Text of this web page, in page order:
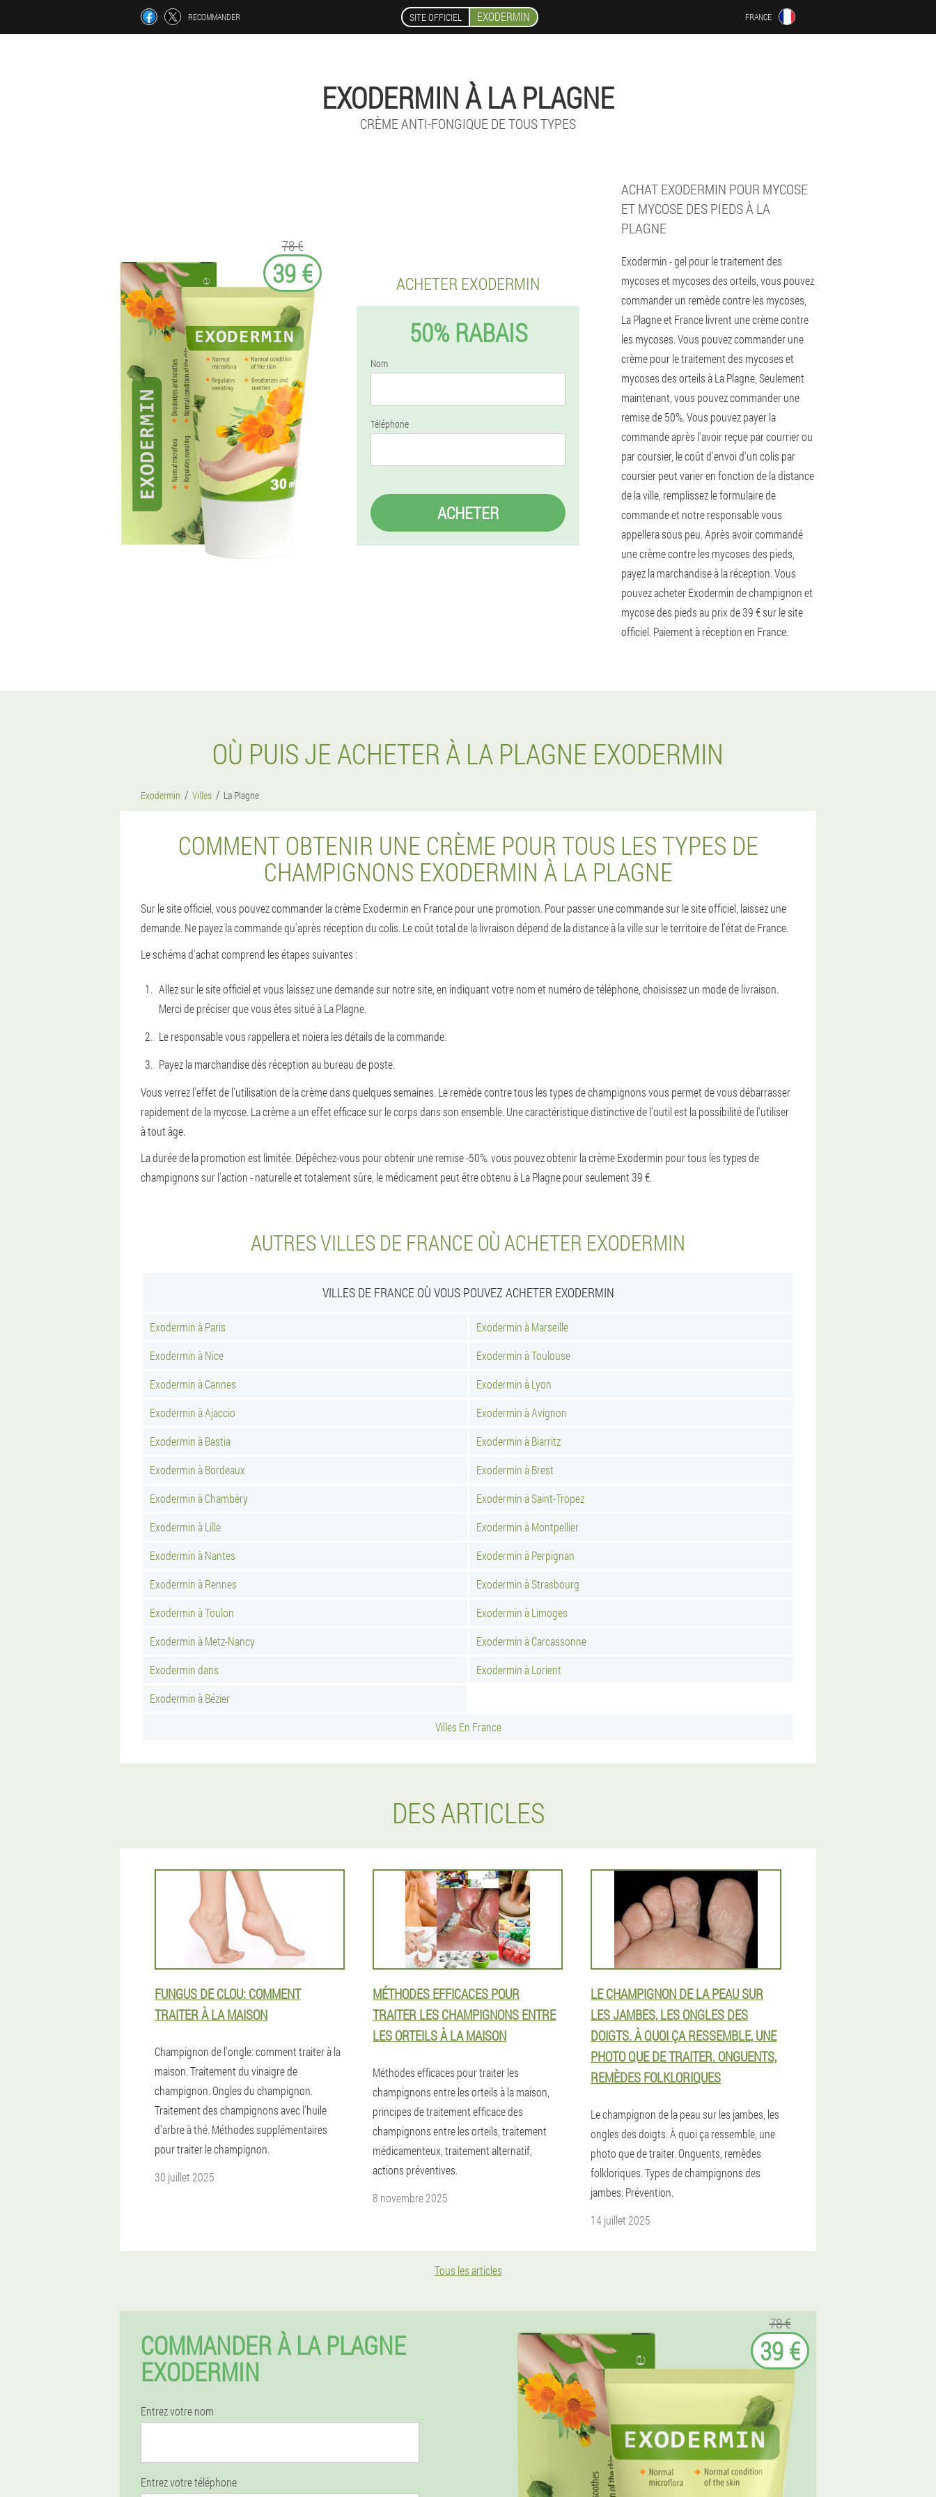
RECOMMANDER SITE OFFICIEL EXODERMIN FRANCE
EXODERMIN À LA PLAGNE
CRÈME ANTI-FONGIQUE DE TOUS TYPES
78 €
39 € ACHETER EXODERMIN
50% RABAIS
Nom
Téléphone
ACHETER
ACHAT EXODERMIN POUR MYCOSE
ET MYCOSE DES PIEDS À LA
PLAGNE
Exodermin - gel pour le traitement des
mycoses et mycoses des orteils, vous pouvez
commander un remède contre les mycoses,
La Plagne et France livrent une crème contre
les mycoses. Vous pouvez commander une
crème pour le traitement des mycoses et
mycoses des orteils à La Plagne, Seulement
maintenant, vous pouvez commander une
remise de 50%. Vous pouvez payer la
commande après l'avoir reçue par courrier ou
par coursier, le coût d'envoi d'un colis par
coursier peut varier en fonction de la distance
de la ville, remplissez le formulaire de
commande et notre responsable vous
appellera sous peu. Après avoir commandé
une crème contre les mycoses des pieds,
payez la marchandise à la réception. Vous
pouvez acheter Exodermin de champignon et
mycose des pieds au prix de 39 € sur le site
officiel. Paiement à réception en France.
OÙ PUIS JE ACHETER À LA PLAGNE EXODERMIN
Exodermin Villes La Plagne
COMMENT OBTENIR UNE CRÈME POUR TOUS LES TYPES DE
CHAMPIGNONS EXODERMIN À LA PLAGNE
Sur le site officiel, vous pouvez commander la crème Exodermin en France pour une promotion. Pour passer une commande sur le site officiel, laissez une
demande. Ne payez la commande qu'après réception du colis. Le coût total de la livraison dépend de la distance à la ville sur le territoire de l'état de France.
Le schéma d'achat comprend les étapes suivantes :
Allez sur le site officiel et vous laissez une demande sur notre site, en indiquant votre nom et numéro de téléphone, choisissez un mode de livraison.
Merci de préciser que vous êtes situé à La Plagne.
Le responsable vous rappellera et noiera les détails de la commande.
Payez la marchandise dès réception au bureau de poste.
Vous verrez l'effet de l'utilisation de la crème dans quelques semaines. Le remède contre tous les types de champignons vous permet de vous débarrasser
rapidement de la mycose. La crème a un effet efficace sur le corps dans son ensemble. Une caractéristique distinctive de l'outil est la possibilité de l'utiliser
à tout âge.
La durée de la promotion est limitée. Dépêchez-vous pour obtenir une remise -50%. vous pouvez obtenir la crème Exodermin pour tous les types de
champignons sur l'action - naturelle et totalement sûre, le médicament peut être obtenu à La Plagne pour seulement 39 €.
AUTRES VILLES DE FRANCE OÙ ACHETER EXODERMIN
VILLES DE FRANCE OÙ VOUS POUVEZ ACHETER EXODERMIN
Exodermin à Paris
Exodermin à Marseille
Exodermin à Nice
Exodermin à Toulouse
Exodermin à Cannes
Exodermin à Lyon
Exodermin à Ajaccio
Exodermin à Avignon
Exodermin à Bastia
Exodermin à Biarritz
Exodermin à Bordeaux
Exodermin à Brest
Exodermin à Chambéry
Exodermin à Saint-Tropez
Exodermin à Lille
Exodermin à Montpellier
Exodermin à Nantes
Exodermin à Perpignan
Exodermin à Rennes
Exodermin à Strasbourg
Exodermin à Toulon
Exodermin à Limoges
Exodermin à Metz-Nancy
Exodermin à Carcassonne
Exodermin dans
Exodermin à Lorient
Exodermin à Bézier
Villes En France
DES ARTICLES
FUNGUS DE CLOU: COMMENT
TRAITER À LA MAISON
Champignon de l'ongle: comment traiter à la
maison. Traitement du vinaigre de
champignon. Ongles du champignon.
Traitement des champignons avec l'huile
d'arbre à thé. Méthodes supplémentaires
pour traiter le champignon.
30 juillet 2025
MÉTHODES EFFICACES POUR
TRAITER LES CHAMPIGNONS ENTRE
LES ORTEILS À LA MAISON
Méthodes efficaces pour traiter les
champignons entre les orteils à la maison,
principes de traitement efficace des
champignons entre les orteils, traitement
médicamenteux, traitement alternatif,
actions préventives.
8 novembre 2025
LE CHAMPIGNON DE LA PEAU SUR
LES JAMBES, LES ONGLES DES
DOIGTS. À QUOI ÇA RESSEMBLE, UNE
PHOTO QUE DE TRAITER. ONGUENTS,
REMÈDES FOLKLORIQUES
Le champignon de la peau sur les jambes, les
ongles des doigts. À quoi ça ressemble, une
photo que de traiter. Onguents, remèdes
folkloriques. Types de champignons des
jambes. Prévention.
14 juillet 2025
Tous les articles
COMMANDER À LA PLAGNE
EXODERMIN
Entrez votre nom
Entrez votre téléphone
78 €
39 €